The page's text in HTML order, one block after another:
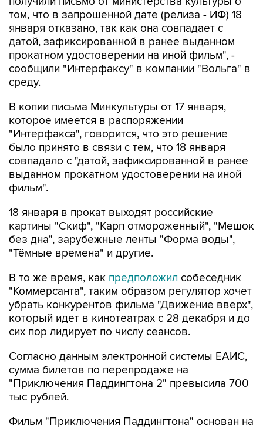
том, что в запрошенной дате (релиза - ИФ) 18
января отказано, так как она совпадает с
датой, зафиксированной в ранее выданном
прокатном удостоверении на иной фильм", -
сообщили "Интерфаксу" в компании "Вольга" в
среду.
В копии письма Минкультуры от 17 января,
которое имеется в распоряжении
"Интерфакса", говорится, что это решение
было принято в связи с тем, что 18 января
совпадало с "датой, зафиксированной в ранее
выданном прокатном удостоверении на иной
фильм".
18 января в прокат выходят российские
картины "Скиф", "Карп отмороженный", "Мешок
без дна", зарубежные ленты "Форма воды",
"Тёмные времена" и другие.
В то же время, как предположил собеседник
"Коммерсанта", таким образом регулятор хочет
убрать конкурентов фильма "Движение вверх",
который идет в кинотеатрах с 28 декабря и до
сих пор лидирует по числу сеансов.
Согласно данным электронной системы ЕАИС,
сумма билетов по перепродаже на
"Приключения Паддингтона 2" превысила 700
тыс рублей.
Фильм "Приключения Паддингтона" основан на